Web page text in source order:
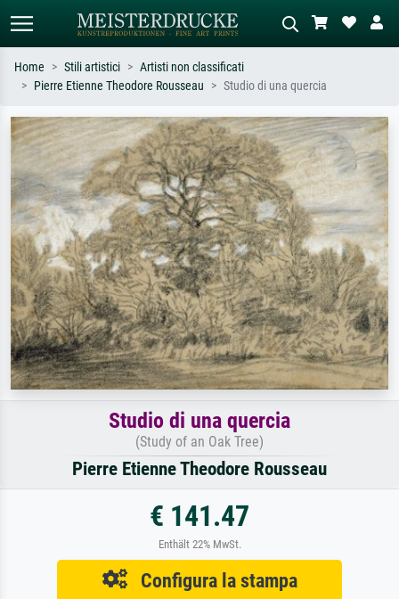
Cerca per artista, titolo o stile – es.
Monet, Notte stellata,
Impressionismo, onda di Hokusai,
nudo.
Descrivi la scena – es. prato verde,
astratto con molto rosso, dipinto a
olio scuro, nudo in piedi vicino a un
albero.
Home Stili artistici
Artisti non classificati
Pierre Etienne Theodore Rousseau
Studio di una quercia
Studio di una quercia
(Study of an Oak Tree)
Pierre Etienne Theodore Rousseau
€ 141.47
Enthält 22% MwSt.
Configura la stampa